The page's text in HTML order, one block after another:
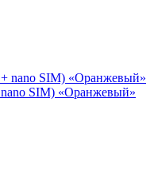
SIM) «Оранжевый»